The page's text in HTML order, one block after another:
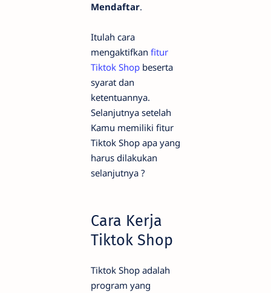
Mendaftar.
Itulah cara
mengaktifkan fitur
Tiktok Shop beserta
syarat dan
ketentuannya.
Selanjutnya setelah
Kamu memiliki fitur
Tiktok Shop apa yang
harus dilakukan
selanjutnya ?
Cara Kerja
Tiktok Shop
Tiktok Shop adalah
program yang